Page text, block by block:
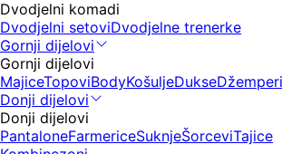
Dvodjelni komadi
Dvodjelni setoviDvodjelne trenerke
Gornji dijelovi
Gornji dijelovi
MajiceTopoviBodyKošuljeDukseDžemperi
Donji dijelovi
Donji dijelovi
PantaloneFarmericeSuknjeŠorceviTajice